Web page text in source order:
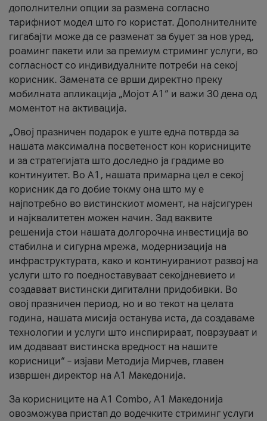
дополнителни опции за размена согласно
тарифниот модел што го користат. Дополнителните
гигабајти може да се разменат за буџет за нов уред,
роаминг пакети или за премиум стриминг услуги, во
согласност со индивидуалните потреби на секој
корисник. Замената се врши директно преку
мобилната апликација „Мојот А1“ и важи 30 дена од
моментот на активација.
„Овој празничен подарок е уште една потврда за
нашата максимална посветеност кон корисниците
и за стратегијата што доследно ја градиме во
континуитет. Во А1, нашата примарна цел е секој
корисник да го добие токму она што му е
најпотребно во вистинскиот момент, на најсигурен
и најквалитетен можен начин. Зад ваквите
решенија стои нашата долгорочна инвестиција во
стабилна и сигурна мрежа, модернизација на
инфраструктурата, како и континуираниот развој на
услуги што го поедноставуваат секојдневието и
создаваат вистински дигитални придобивки. Во
овој празничен период, но и во текот на целата
година, нашата мисија останува иста, да создаваме
технологии и услуги што инспирираат, поврзуваат и
им додаваат вистинска вредност на нашите
корисници“ – изјави Методија Мирчев, главен
извршен директор на А1 Македонија.
За корисниците на A1 Combo, А1 Македонија
овозможува пристап до водечките стриминг услуги